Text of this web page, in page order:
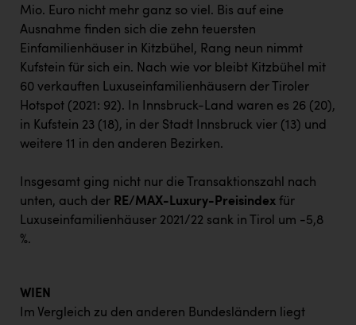
Mio. Euro nicht mehr ganz so viel. Bis auf eine
Ausnahme finden sich die zehn teuersten
Einfamilienhäuser in Kitzbühel, Rang neun nimmt
Kufstein für sich ein. Nach wie vor bleibt Kitzbühel mit
60 verkauften Luxuseinfamilienhäusern der Tiroler
Hotspot (2021: 92). In Innsbruck-Land waren es 26 (20),
in Kufstein 23 (18), in der Stadt Innsbruck vier (13) und
weitere 11 in den anderen Bezirken.
Insgesamt ging nicht nur die Transaktionszahl nach
unten, auch der RE/MAX-Luxury-Preisindex für
Luxuseinfamilienhäuser 2021/22 sank in Tirol um -5,8
%.
WIEN
Im Vergleich zu den anderen Bundesländern liegt